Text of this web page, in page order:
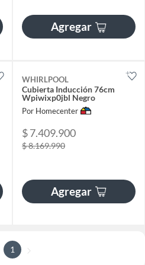
Agregar
WHIRLPOOL
Cubierta Inducción 76cm
Wpiwixp0jbl Negro
Por Homecenter
$ 7.409.900
$ 8.169.990
Agregar
1